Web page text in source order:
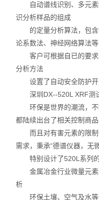
自动谱线识别、多元素
识分析样品的组成
的定量分析算法，包含
论系数法、神经网络算法等
客户可根据自已的要求
分析方法
设置了自动安全防护开
深圳DX--520L XRF测试
环保是世界的潮流，不
都陆续出台了相关控制商
而且对有害元素的限制
需求，秉承“德谱仪器，无
特别设计了520L系列的
金属冶金行业微量元素
析
环保土壤、空气及水等